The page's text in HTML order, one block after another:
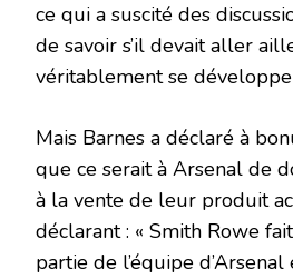
ce qui a suscité des
de savoir s’il devait aller
véritablement se
Mais Barnes a déclaré à
que ce serait à Arsenal de
à la vente de leur produit
déclarant : « Smith Rowe
partie de l’équipe d’Arsenal